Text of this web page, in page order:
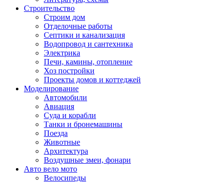
Строительство
Строим дом
Отделочные работы
Септики и канализация
Водопровод и сантехника
Электрика
Печи, камины, отопление
Хоз постройки
Проекты домов и коттеджей
Моделирование
Автомобили
Авиация
Суда и корабли
Танки и бронемашины
Поезда
Животные
Архитектура
Воздушные змеи, фонари
Авто вело мото
Велосипеды